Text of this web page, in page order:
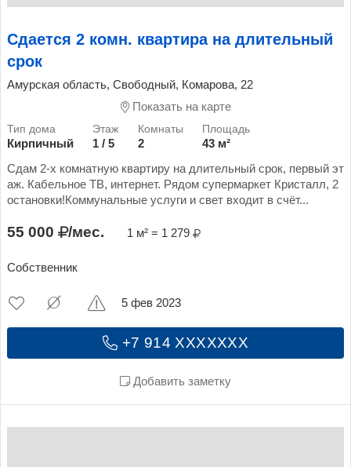
Сдается 2 комн. квартира на длительный
срок
Амурская область, Свободный, Комарова, 22
Показать на карте
Кирпичный 1 / 5 2
43 м²
Сдам 2-х комнатную квартиру на длительный срок, первый эт
аж. Кабельное ТВ, интернет. Рядом супермаркет Кристалл, 2
остановки!Коммунальные услуги и свет входит в счёт...
55 000 /мес. 1 м² = 1 279
Собственник
+7 914 XXXXXXX
Добавить заметку
5 фев 2023